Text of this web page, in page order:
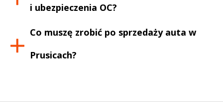
i ubezpieczenia OC?
Co muszę zrobić po sprzedaży auta w
Prusicach?